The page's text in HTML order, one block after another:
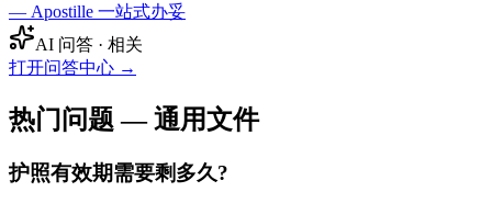
— Apostille 一站式办妥
AI 问答 · 相关
打开问答中心 →
热门问题 — 通用文件
护照有效期需要剩多久?